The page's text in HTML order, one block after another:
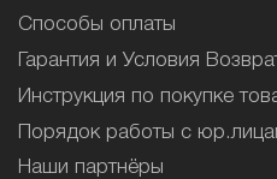
Способы оплаты
Гарантия и Условия
Инструкция по покупке
Порядок работы с
Наши партнёры